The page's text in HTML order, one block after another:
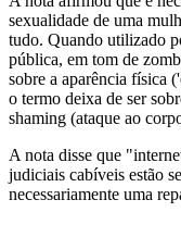
sexualidade de uma
tudo. Quando utilizado
pública, em tom de
sobre a aparência física
o termo deixa de ser
shaming (ataque ao
A nota disse que
judiciais cabíveis estão
necessariamente uma